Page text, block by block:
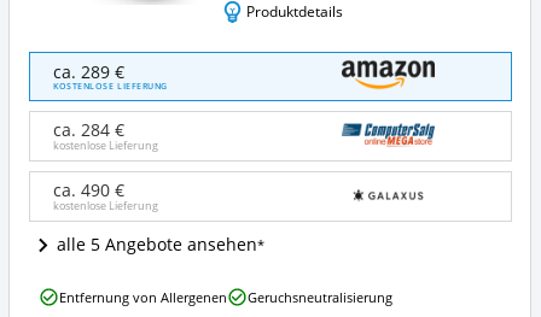
Produktdetails
Stadler
Form
Luftreiniger
Roger
little
Angebote:
dieser
Raumluftreiniger
ca. 289 €
KOSTENLOSE LIEFERUNG
ca. 284 €
kostenlose Lieferung
ca. 490 €
kostenlose Lieferung
alle 5 Angebote ansehen
StadlerEntfernung von Allergenen
Geruchsneutralisierung